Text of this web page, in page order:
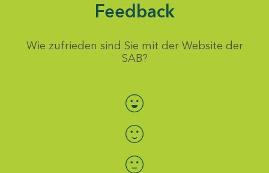
Feedback
Wie zufrieden sind Sie mit der Website der
SAB?
Bewertung auswählen